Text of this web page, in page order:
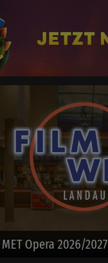
MET Opera 2026/2027